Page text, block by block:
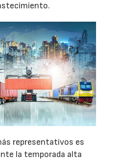
representativos es
la temporada alta